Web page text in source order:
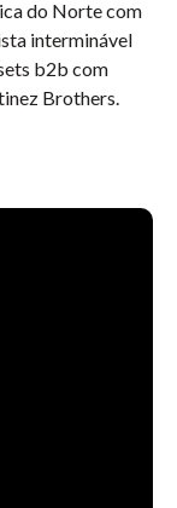
do Norte com
interminável
b2b com
Brothers.